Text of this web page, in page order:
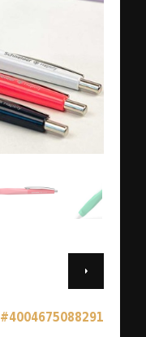
#4004675088291